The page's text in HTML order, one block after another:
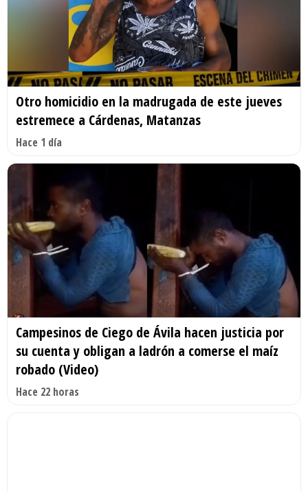
Otro homicidio en la madrugada de este jueves
estremece a Cárdenas, Matanzas
Hace 1 día
Campesinos de Ciego de Ávila hacen justicia por
su cuenta y obligan a ladrón a comerse el maíz
robado (Video)
Hace 22 horas